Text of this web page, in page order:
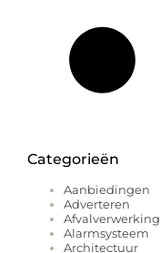
Categorieën
Aanbiedingen
Adverteren
Afvalverwerking
Alarmsysteem
Architectuur